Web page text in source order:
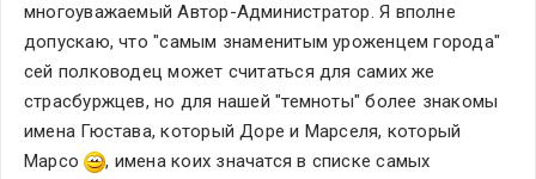
многоуважаемый Автор-Администратор. Я вполне
допускаю, что "самым знаменитым уроженцем города"
сей полководец может считаться для самих же
страсбуржцев, но для нашей "темноты" более знакомы
имена Гюстава, который Доре и Марселя, который
Марсо
, имена коих значатся в списке самых